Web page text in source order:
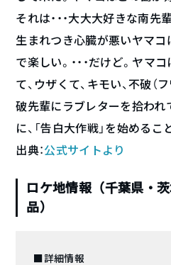
それは・・・大大大好きな南先
生まれつき心臓が悪いヤマコ
で楽しい。・・・だけど。ヤマ
て、ウザくて、キモい、不破（
破先輩にラブレターを拾われ
に、「告白大作戦」を始めること
出典：公式サイトより
ロケ地情報（千葉県・
品）
■詳細情報